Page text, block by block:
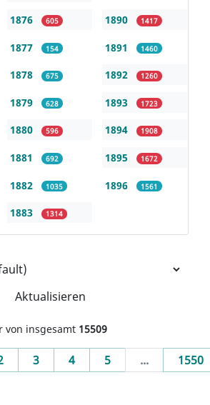
1876 605
1877 154
1878 675
1879 628
1880 596
1881 692
1882 1035
1883 1314
1890 1417
1891 1460
1892 1260
1893 1723
1894 1908
1895 1672
1896 1561
Aktualisieren
von insgesamt 15509
3 4 5 ... 1550